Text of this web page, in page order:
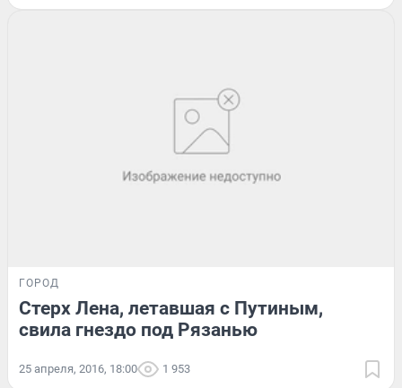
ГОРОД
Стерх Лена, летавшая с Путиным,
свила гнездо под Рязанью
25 апреля, 2016, 18:00 1 953